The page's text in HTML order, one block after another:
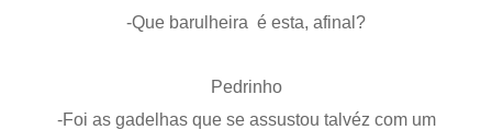
-Que barulheira é esta, afinal?
Pedrinho
-Foi as gadelhas que se assustou talvéz com um